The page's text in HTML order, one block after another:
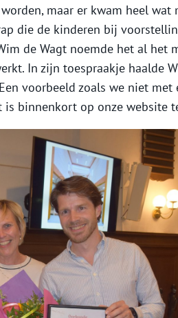
maar er kwam heel wat
die de kinderen bij
de Wagt noemde het al het
In zijn toespraakje haalde
voorbeeld zoals we niet met
binnenkort op onze website